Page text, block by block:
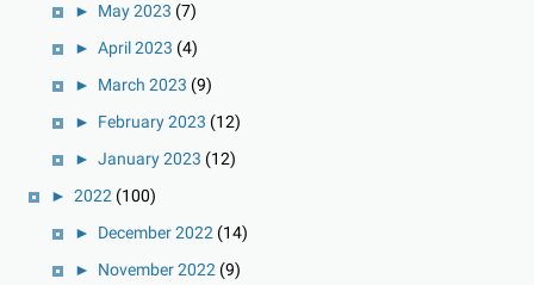
► May 2023 (7)
► April 2023 (4)
► March 2023 (9)
► February 2023 (12)
► January 2023 (12)
► 2022 (100)
► December 2022 (14)
► November 2022 (9)